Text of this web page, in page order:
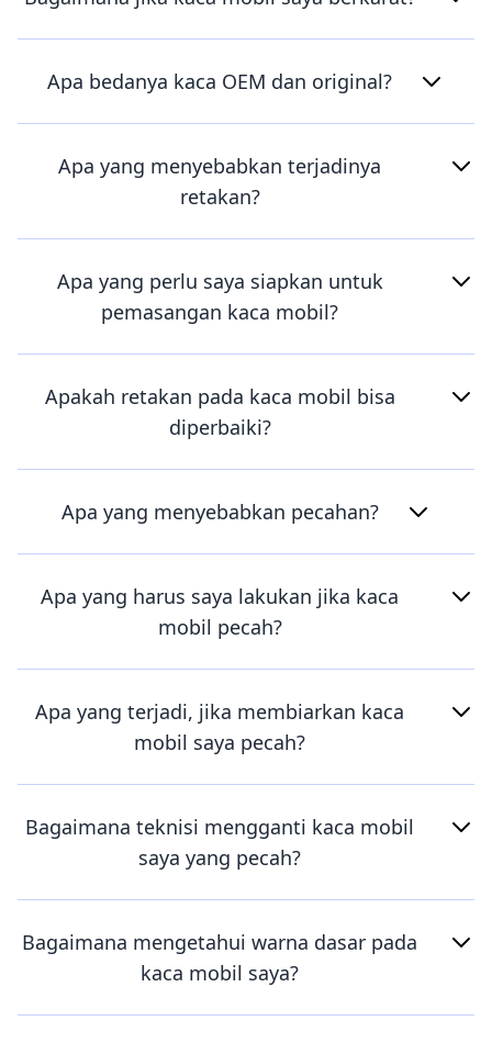
Apa bedanya kaca OEM dan original?
Apa yang menyebabkan terjadinya
retakan?
Apa yang perlu saya siapkan untuk
pemasangan kaca mobil?
Apakah retakan pada kaca mobil bisa
diperbaiki?
Apa yang menyebabkan pecahan?
Apa yang harus saya lakukan jika kaca
mobil pecah?
Apa yang terjadi, jika membiarkan kaca
mobil saya pecah?
Bagaimana teknisi mengganti kaca mobil
saya yang pecah?
Bagaimana mengetahui warna dasar pada
kaca mobil saya?